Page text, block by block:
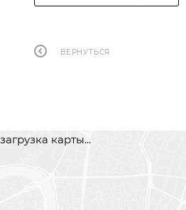
ВЕРНУТЬСЯ
загрузка карты...